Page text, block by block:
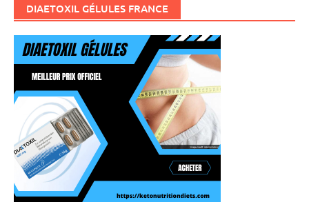
DIAETOXIL GÉLULES FRANCE